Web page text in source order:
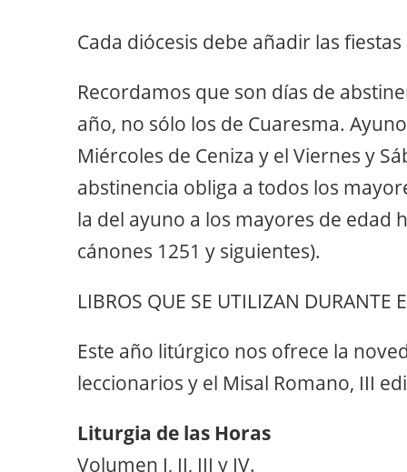
Cada diócesis debe añadir las
Recordamos que son días de
año, no sólo los de Cuaresma.
Miércoles de Ceniza y el Viernes y
abstinencia obliga a todos los
la del ayuno a los mayores de edad
cánones 1251 y siguientes).
LIBROS QUE SE UTILIZAN DURANTE
Este año litúrgico nos ofrece la
leccionarios y el Misal Romano, III
Liturgia de las Horas
Volumen I, II, III y IV.